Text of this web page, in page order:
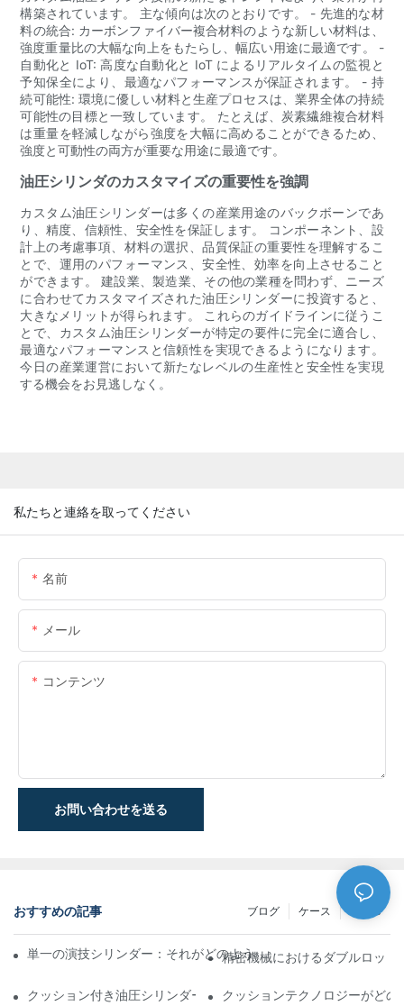
構築されています。 主な傾向は次のとおりです。 - 先進的な材
料の統合: カーボンファイバー複合材料のような新しい材料は、
強度重量比の大幅な向上をもたらし、幅広い用途に最適です。 -
自動化と IoT: 高度な自動化と IoT によるリアルタイムの監視と
予知保全により、最適なパフォーマンスが保証されます。 - 持
続可能性: 環境に優しい材料と生産プロセスは、業界全体の持続
可能性の目標と一致しています。 たとえば、炭素繊維複合材料
は重量を軽減しながら強度を大幅に高めることができるため、
強度と可動性の両方が重要な用途に最適です。
油圧シリンダのカスタマイズの重要性を強調
カスタム油圧シリンダーは多くの産業用途のバックボーンであ
り、精度、信頼性、安全性を保証します。 コンポーネント、設
計上の考慮事項、材料の選択、品質保証の重要性を理解するこ
とで、運用のパフォーマンス、安全性、効率を向上させること
ができます。 建設業、製造業、その他の業種を問わず、ニーズ
に合わせてカスタマイズされた油圧シリンダーに投資すると、
大きなメリットが得られます。 これらのガイドラインに従うこ
とで、カスタム油圧シリンダーが特定の要件に完全に適合し、
最適なパフォーマンスと信頼性を実現できるようになります。
今日の産業運営において新たなレベルの生産性と安全性を実現
する機会をお見逃しなく。
私たちと連絡を取ってください
名前
メール
コンテンツ
お問い合わせを送る
おすすめの記事 NEWS
ケース
ブログ
単一の演技シリンダー：それがどのように機能するか&一般的な
精密機械におけるダブルロッド
クッション付き油圧シリンダー：寿命を延ばす衝撃&の削減
クッションテクノロジーがど